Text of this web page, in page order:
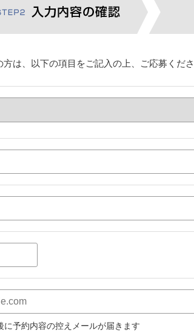
は、以下の項目をご記入の上、ご応募くだ
予約内容の控えメールが届きます